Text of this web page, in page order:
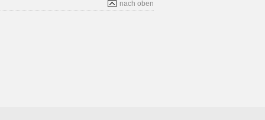
nach oben